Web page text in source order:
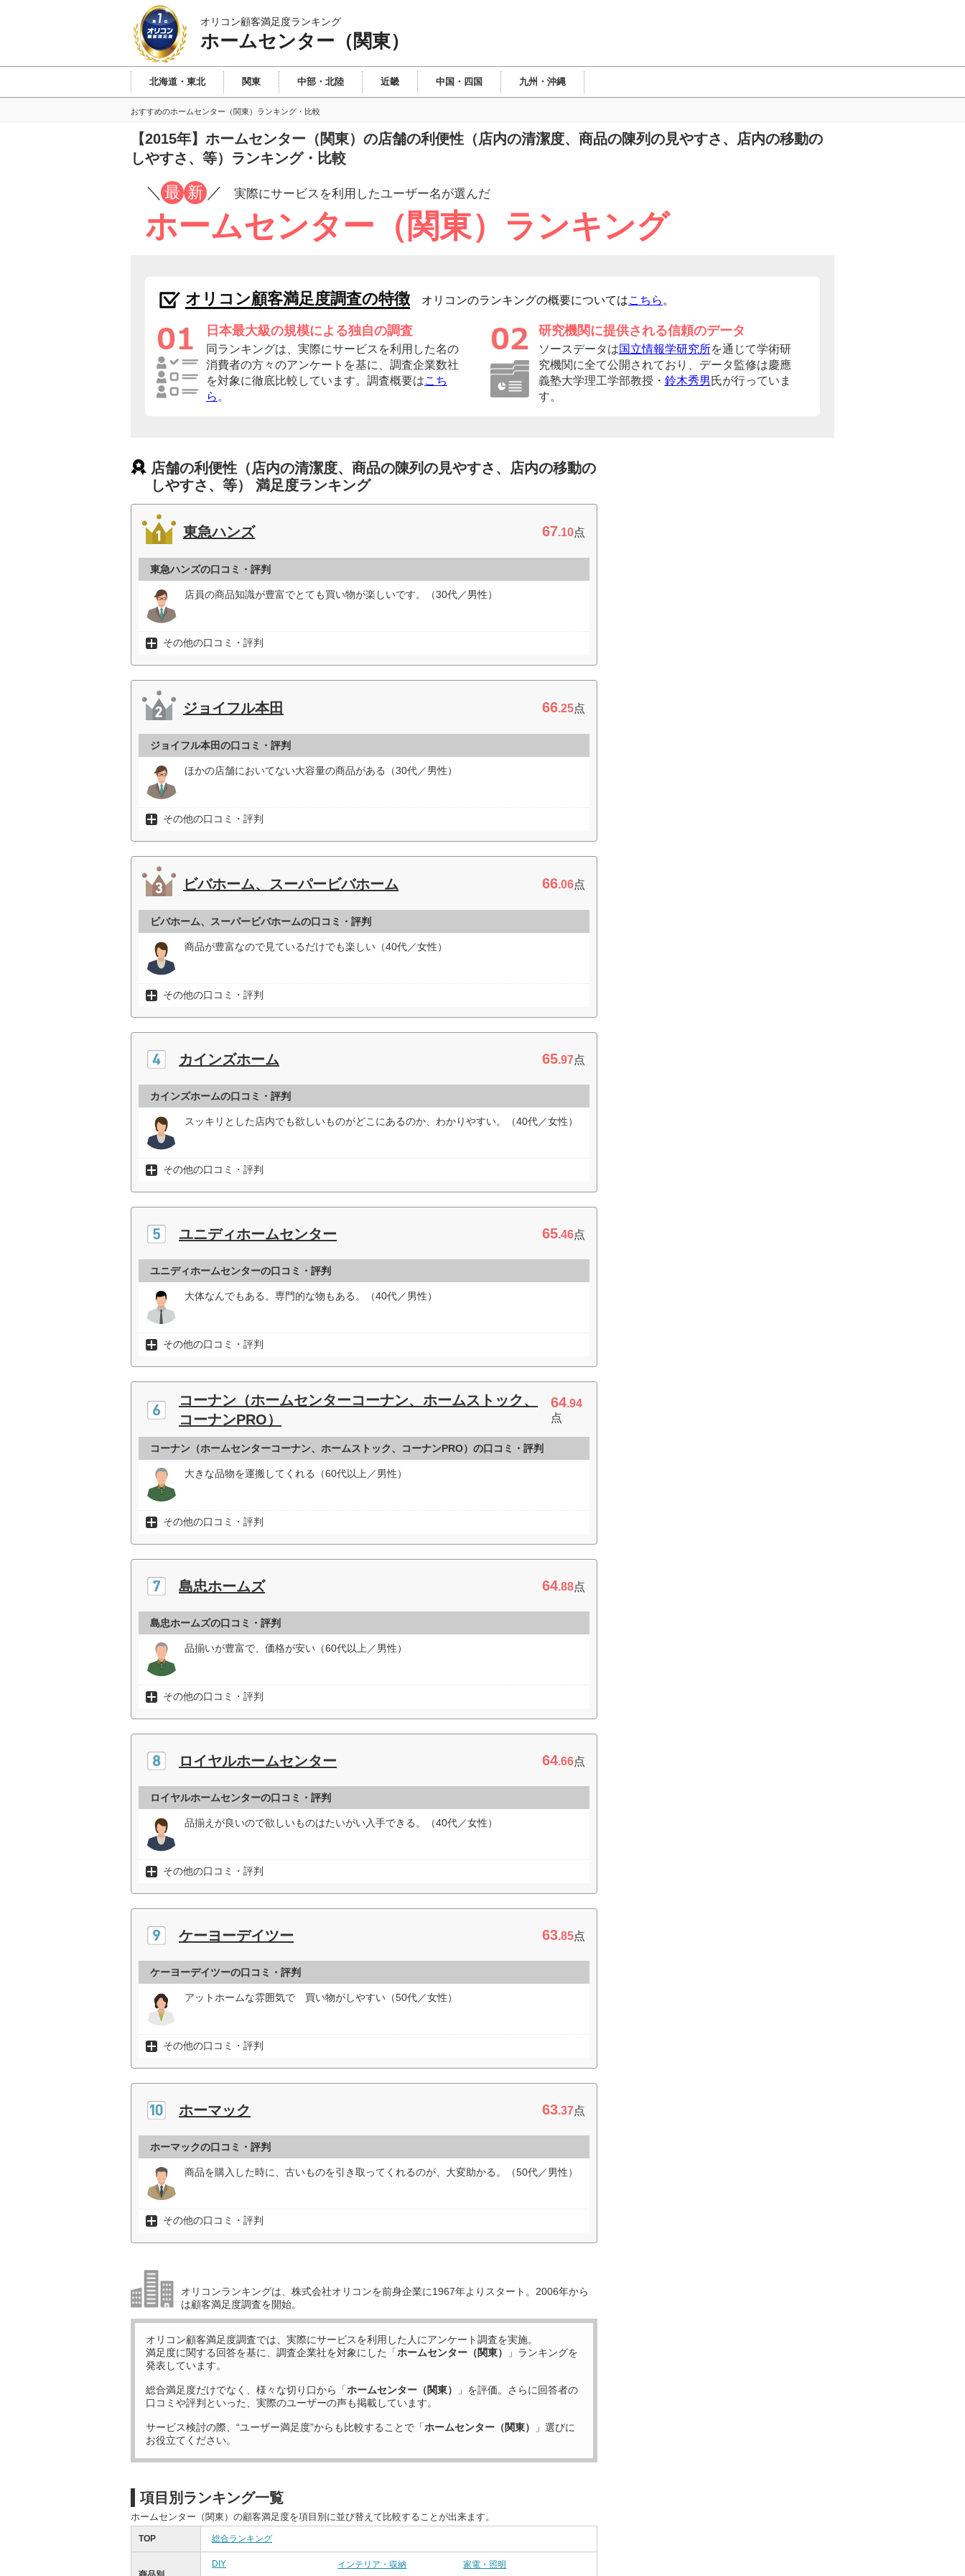
オリコン顧客満足度ランキング
ホームセンター（関東）
北海道・東北 関東 中部・北陸 近畿 中国・四国 九州・沖縄
おすすめのホームセンター（関東）ランキング・比較
【2015年】ホームセンター（関東）の店舗の利便性（店内の清潔度、商品の陳列の見やすさ、店内の移動の
しやすさ、等）ランキング・比較
／ 最 新 ／ 実際にサービスを利用したユーザー名が選んだ
ホームセンター（関東）ランキング
オリコン顧客満足度調査の特徴 オリコンのランキングの概要についてはこちら 。
日本最大級の規模による独自の調査
同ランキングは、実際にサービスを利用した名の
消費者の方々のアンケートを基に、調査企業数社
を対象に徹底比較しています。調査概要はこち
ら 。
研究機関に提供される信頼のデータ
ソースデータは国立情報学研究所を通じて学術研
究機関に全て公開されており、データ監修は慶應
義塾大学理工学部教授・ 鈴木秀男 氏が行っていま
す。
店舗の利便性（店内の清潔度、商品の陳列の見やすさ、店内の移動の
しやすさ、等） 満足度ランキング
東急ハンズ 67.10点
東急ハンズの口コミ・評判
店員の商品知識が豊富でとても買い物が楽しいです。（30代／男性）
その他の口コミ・評判
ジョイフル本田 66.25点
ジョイフル本田の口コミ・評判
ほかの店舗においてない大容量の商品がある（30代／男性）
その他の口コミ・評判
ビバホーム、スーパービバホーム 66.06点
ビバホーム、スーパービバホームの口コミ・評判
商品が豊富なので見ているだけでも楽しい（40代／女性）
その他の口コミ・評判
カインズホーム 65.97点
カインズホームの口コミ・評判
スッキリとした店内でも欲しいものがどこにあるのか、わかりやすい。（40代／女性）
その他の口コミ・評判
ユニディホームセンター 65.46点
ユニディホームセンターの口コミ・評判
大体なんでもある。専門的な物もある。（40代／男性）
その他の口コミ・評判
コーナン（ホームセンターコーナン、ホームストック、
コーナンPRO）
64.94
点
コーナン（ホームセンターコーナン、ホームストック、コーナンPRO）の口コミ・評判
大きな品物を運搬してくれる（60代以上／男性）
その他の口コミ・評判
島忠ホームズ 64.88点
島忠ホームズの口コミ・評判
品揃いが豊富で、価格が安い（60代以上／男性）
その他の口コミ・評判
ロイヤルホームセンター 64.66点
ロイヤルホームセンターの口コミ・評判
品揃えが良いので欲しいものはたいがい入手できる。（40代／女性）
その他の口コミ・評判
ケーヨーデイツー 63.85点
ケーヨーデイツーの口コミ・評判
アットホームな雰囲気で 買い物がしやすい（50代／女性）
その他の口コミ・評判
ホーマック 63.37点
ホーマックの口コミ・評判
商品を購入した時に、古いものを引き取ってくれるのが、大変助かる。（50代／男性）
その他の口コミ・評判
オリコンランキングは、株式会社オリコンを前身企業に1967年よりスタート。2006年から
は顧客満足度調査を開始。
オリコン顧客満足度調査では、実際にサービスを利用した 人にアンケート調査を実施。
満足度に関する回答を基に、調査企業社を対象にした「ホームセンター（関東）
」ランキングを
発表しています。
総合満足度だけでなく、様々な切り口から「ホームセンター（関東）
」を評価。さらに回答者の
口コミや評判といった、実際のユーザーの声も掲載しています。
サービス検討の際、“ユーザー満足度”からも比較することで「ホームセンター（関東）
」選びに
お役立てください。
項目別ランキング一覧
ホームセンター（関東）の顧客満足度を項目別に並び替えて比較することが出来ます。
TOP 総合ランキング
DIY インテリア・収納 家電・照明